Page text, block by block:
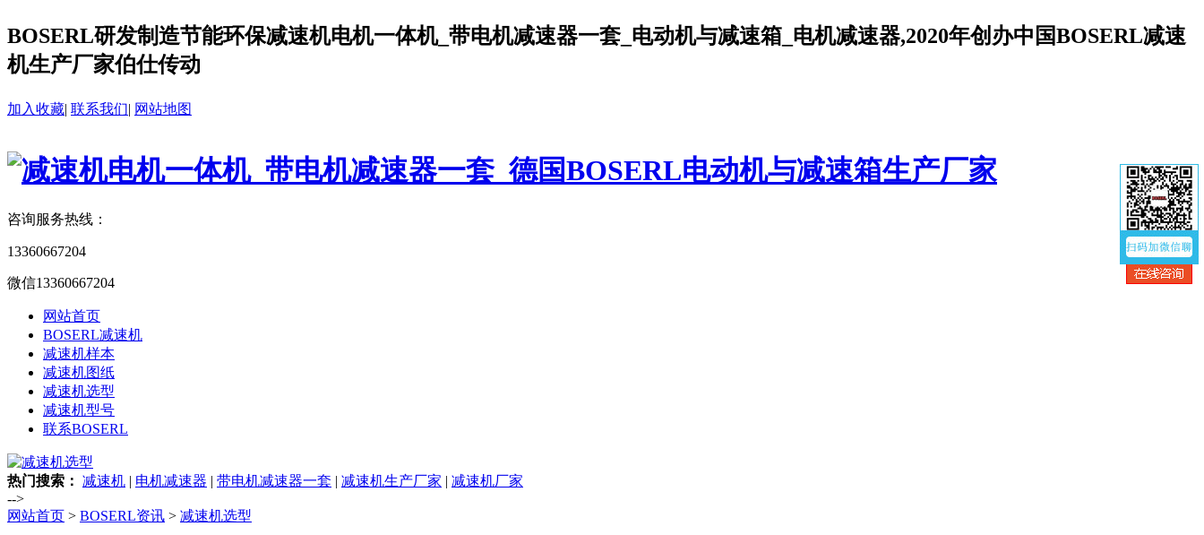
BOSERL研发制造节能环保减速机电机一体机_带电机减速器一套_电动机与减速箱_电机减速器,2020年创办中国BOSERL减速
机生产厂家伯仕传动
加入收藏| 联系我们| 网站地图
咨询服务热线：
13360667204
微信13360667204
网站首页
BOSERL减速机
减速机样本
减速机图纸
减速机选型
减速机型号
联系BOSERL
热门搜索： 减速机 | 电机减速器 | 带电机减速器一套 | 减速机生产厂家 | 减速机厂家
-->
网站首页 > BOSERL资讯 > 减速机选型